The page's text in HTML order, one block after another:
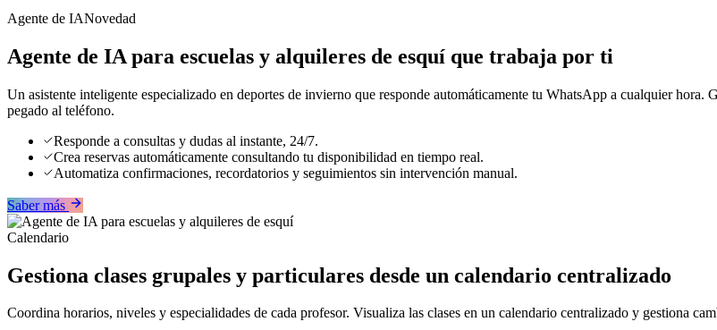
Agente de IANovedad
Agente de IA para escuelas y alquileres de esquí que trabaja por ti
Un asistente inteligente especializado en deportes de invierno que responde automáticamente tu WhatsApp a cualquier hora.
pegado al teléfono.
Responde a consultas y dudas al instante, 24/7.
Crea reservas automáticamente consultando tu disponibilidad en tiempo real.
Automatiza confirmaciones, recordatorios y seguimientos sin intervención manual.
Saber más
Calendario
Gestiona clases grupales y particulares desde un calendario centralizado
Coordina horarios, niveles y especialidades de cada profesor. Visualiza las clases en un calendario centralizado y gestiona